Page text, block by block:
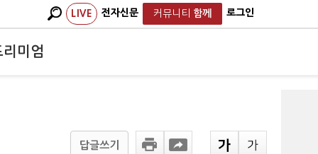
LIVE 전자신문 커뮤니티 함께 로그인
리미엄
답글쓰기